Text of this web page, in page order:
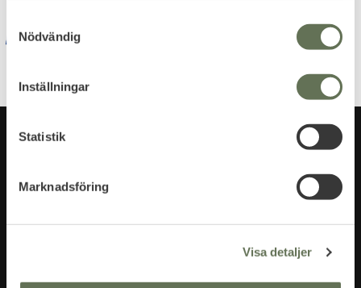
a
Nödvändig
Inställningar
Statistik
Marknadsföring
Visa detaljer